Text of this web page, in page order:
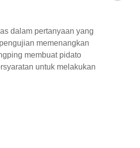
dalam pertanyaan yang
memenangkan
membuat pidato
untuk melakukan